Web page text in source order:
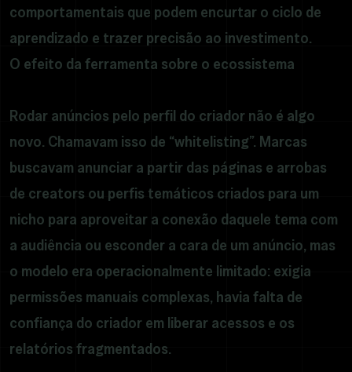
comportamentais que podem encurtar o ciclo de
aprendizado e trazer precisão ao investimento.
O efeito da ferramenta sobre o ecossistema
Rodar anúncios pelo perfil do criador não é algo
novo. Chamavam isso de “whitelisting”. Marcas
buscavam anunciar a partir das páginas e arrobas
de creators ou perfis temáticos criados para um
nicho para aproveitar a conexão daquele tema com
a audiência ou esconder a cara de um anúncio, mas
o modelo era operacionalmente limitado: exigia
permissões manuais complexas, havia falta de
confiança do criador em liberar acessos e os
relatórios fragmentados.